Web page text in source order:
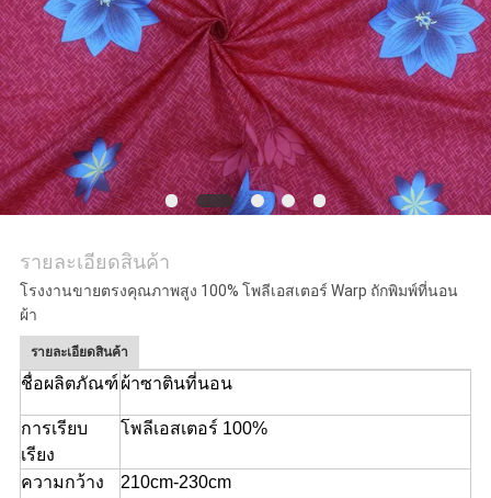
ราคา
ข่าว
รายละเอียดสินค้า
โรงงานขายตรงคุณภาพสูง 100% โพลีเอสเตอร์ Warp ถักพิมพ์ที่นอน
ผ้า
รายละเอียดสินค้า
ชื่อผลิตภัณฑ์ ผ้าซาตินที่นอน
การเรียบ
เรียง
โพลีเอสเตอร์ 100%
ความกว้าง
210cm-230cm